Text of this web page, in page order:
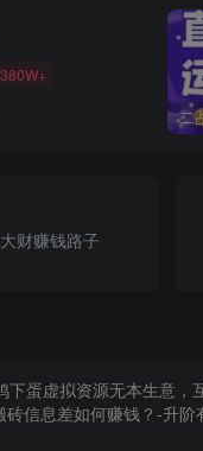
380W+
财赚钱路子